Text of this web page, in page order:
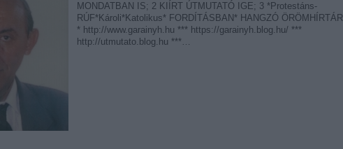
MONDATBAN IS; 2 KIÍRT ÚTMUTATÓ IGE; 3 *Protestáns-
RÚF*Károli*Katolikus* FORDÍTÁSBAN* HANGZÓ ÖRÖMHÍRTÁR
* http://www.garainyh.hu *** https://garainyh.blog.hu/ ***
http://utmutato.blog.hu ***…